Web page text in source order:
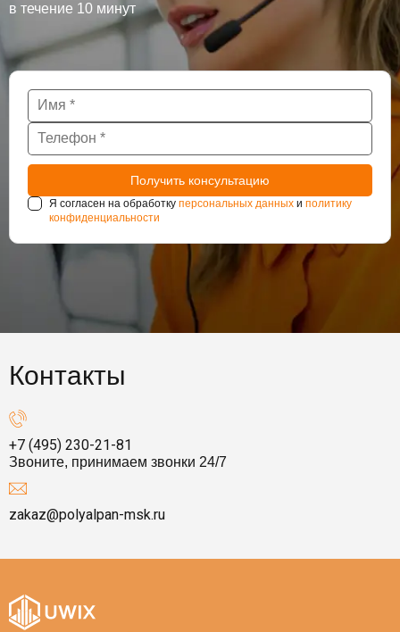
в течение 10 минут
Я согласен на обработку персональных данных и политику
конфиденциальности
Контакты
+7 (495) 230-21-81
Звоните, принимаем звонки 24/7
zakaz@polyalpan-msk.ru